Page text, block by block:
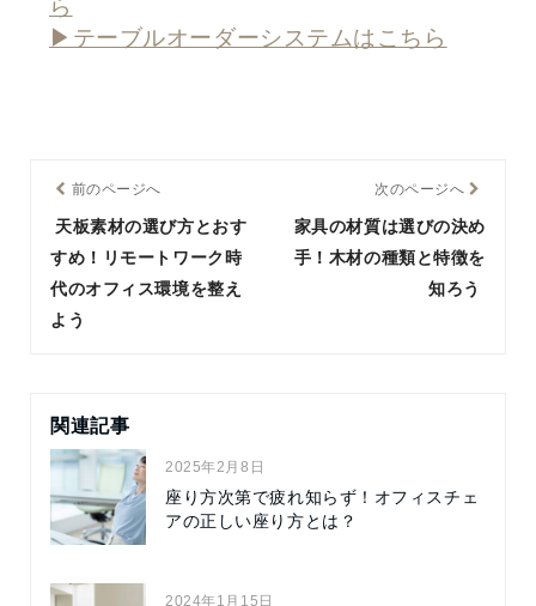
ら
▶テーブルオーダーシステムはこちら
前のページへ
天板素材の選び方とおす
すめ！リモートワーク時
代のオフィス環境を整え
よう
次のページへ
家具の材質は選びの決め
手！木材の種類と特徴を
知ろう
関連記事
2025年2月8日
座り方次第で疲れ知らず！オフィスチェ
アの正しい座り方とは？
2024年1月15日